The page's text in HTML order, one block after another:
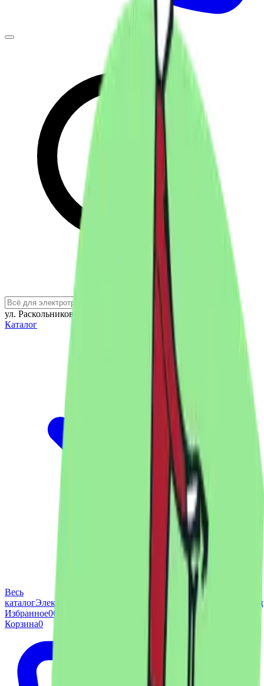
ул. Раскольникова 79А
Каталог
Весь
каталогЭлектровелосипеды Электроквадроциклы
Избранное0Сервис Блог Отзывы
Корзина0